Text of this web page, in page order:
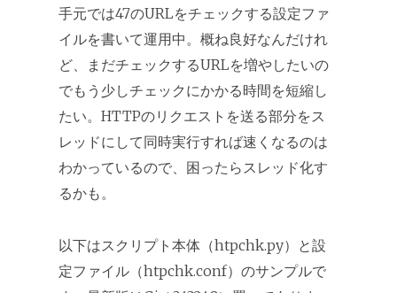
手元では47のURLをチェックする設定ファ
イルを書いて運用中。概ね良好なんだけれ
ど、まだチェックするURLを増やしたいの
でもう少しチェックにかかる時間を短縮し
たい。HTTPのリクエストを送る部分をス
レッドにして同時実行すれば速くなるのは
わかっているので、困ったらスレッド化す
るかも。
以下はスクリプト本体（htpchk.py）と設
定ファイル（htpchk.conf）のサンプルで